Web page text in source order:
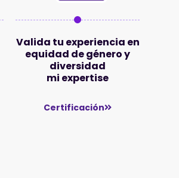
Valida tu experiencia en
equidad de género y
diversidad
mi expertise
Certificación